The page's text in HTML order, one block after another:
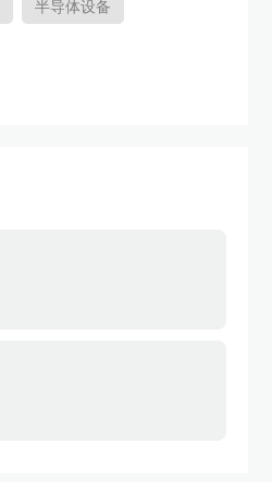
半导体设备